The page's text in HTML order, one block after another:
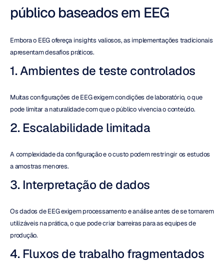
público baseados em EEG
Embora o EEG ofereça insights valiosos, as implementações tradicionais
apresentam desafios práticos.
1. Ambientes de teste controlados
Muitas configurações de EEG exigem condições de laboratório, o que
pode limitar a naturalidade com que o público vivencia o conteúdo.
2. Escalabilidade limitada
A complexidade da configuração e o custo podem restringir os estudos
a amostras menores.
3. Interpretação de dados
Os dados de EEG exigem processamento e análise antes de se tornarem
utilizáveis na prática, o que pode criar barreiras para as equipes de
produção.
4. Fluxos de trabalho fragmentados